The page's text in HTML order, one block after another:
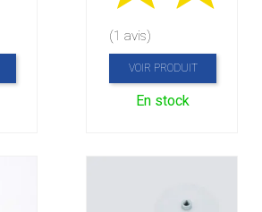
(1 avis)
VOIR PRODUIT
En stock